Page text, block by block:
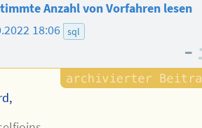
Anzahl von Vorfahren lesen
18:06 sql
–